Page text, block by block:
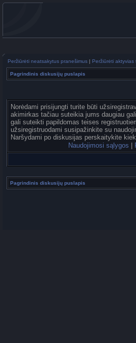
Peržiūrėti neatsakytus pranešimus | Peržiūrėti aktyvias
Pagrindinis diskusijų puslapis
Norėdami prisijungti turite būti
akimirkas tačiau suteikia jums daugiau
gali suteikti papildomas teises
užsiregistruodami susipažinkite su
Naršydami po diskusijas perskaitykite
Naudojimosi sąlygos
Pagrindinis diskusijų puslapis